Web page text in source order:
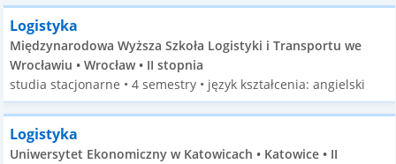
Logistyka
Międzynarodowa Wyższa Szkoła Logistyki i Transportu we
Wrocławiu • Wrocław • II stopnia
studia stacjonarne • 4 semestry • język kształcenia: angielski
Logistyka
Uniwersytet Ekonomiczny w Katowicach • Katowice • II